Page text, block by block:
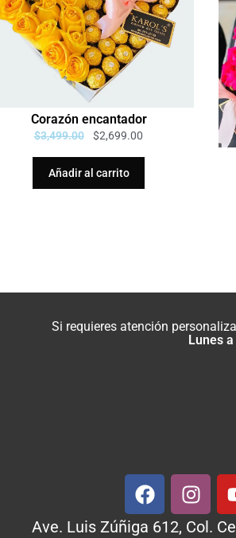
Corazón encantador
$3,499.00 $2,699.00
Añadir al carrito
Si requieres atención
Lunes
Ave. Luis Zúñiga 612, Col.